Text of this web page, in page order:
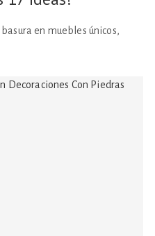
en muebles únicos,